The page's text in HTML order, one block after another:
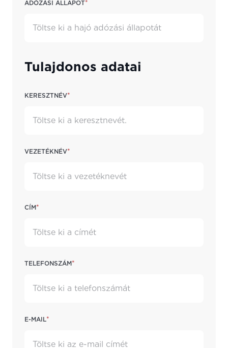
Adózási állapot
Tulajdonos adatai
Keresztnév*
Vezetéknév*
Cím*
Telefonszám*
E-mail*